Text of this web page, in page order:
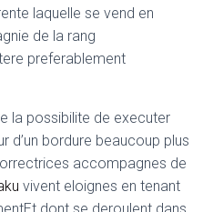
laquelle se vend en
de la rang
preferablement
la possibilite de executer
d’un bordure beaucoup plus
accompagnes de
vivent eloignes en tenant